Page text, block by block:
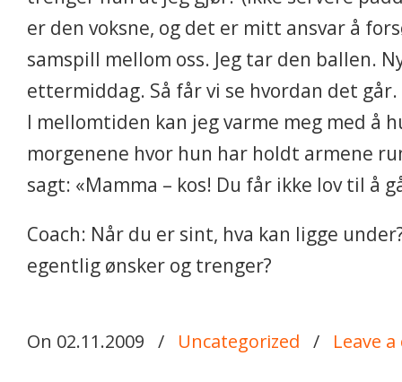
er den voksne, og det er mitt ansvar å
samspill mellom oss. Jeg tar den ballen.
ettermiddag. Så får vi se hvordan det går.
I mellomtiden kan jeg varme meg med å
morgenene hvor hun har holdt armene
sagt: «Mamma – kos! Du får ikke lov til å
Coach: Når du er sint, hva kan ligge
egentlig ønsker og trenger?
On 02.11.2009 / Uncategorized / Leave